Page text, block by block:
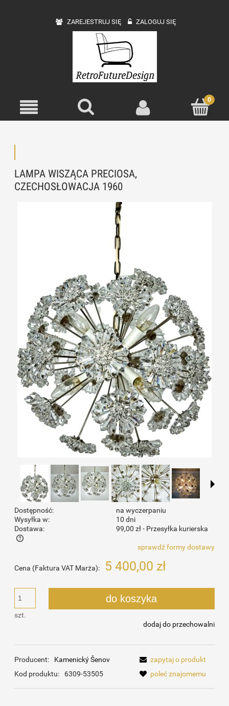
ZAREJESTRUJ SIĘ ZALOGUJ SIĘ
LAMPA WISZĄCA PRECIOSA,
CZECHOSŁOWACJA 1960
Dostępność:
na wyczerpaniu
Wysyłka w:
10 dni
Dostawa:
99,00 zł- Przesyłka kurierska
Cena nie zawiera ewentualnych kosztów płatnościsprawdź formy dostawy
Cena (Faktura VAT Marża): 5 400,00 zł
szt.
do koszyka
dodaj do przechowalni
Producent:
Kamenický Šenov
Kod produktu:
6309-53505
zapytaj o produkt
poleć znajomemu